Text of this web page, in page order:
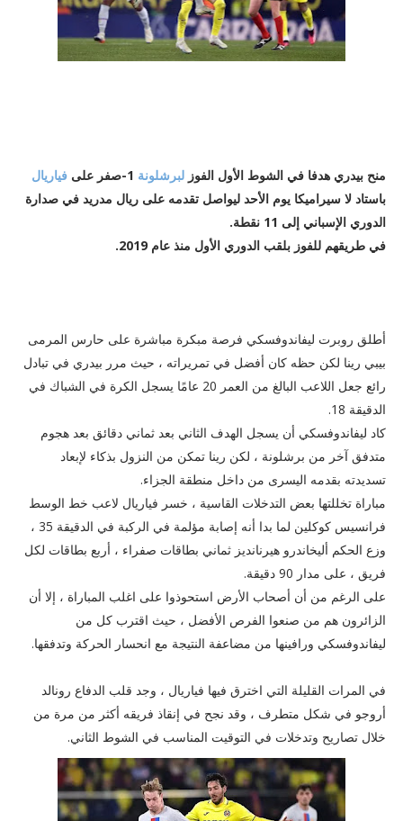
منح بيدري هدفا في الشوط الأول الفوز لبرشلونة
فياريال
باستاد لا سيراميكا يوم الأحد ليواصل تقدمه على ريال مدريد في صدارة
الدوري الإسباني إلى 11 نقطة.
في طريقهم للفوز بلقب الدوري الأول منذ عام 2019.
أطلق روبرت ليفاندوفسكي فرصة مبكرة مباشرة على حارس المرمى
بيبي رينا لكن حظه كان أفضل في تمريراته ، حيث مرر بيدري في تبادل
رائع جعل اللاعب البالغ من العمر 20 عامًا يسجل الكرة في الشباك في
الدقيقة 18.
كاد ليفاندوفسكي أن يسجل الهدف الثاني بعد ثماني دقائق بعد هجوم
متدفق آخر من برشلونة ، لكن رينا تمكن من النزول بذكاء لإبعاد
تسديدته بقدمه اليسرى من داخل منطقة الجزاء.
مباراة تخللتها بعض التدخلات القاسية ، خسر فياريال لاعب خط الوسط
فرانسيس كوكلين لما بدا أنه إصابة مؤلمة في الركبة في الدقيقة 35 ،
وزع الحكم أليخاندرو هيرنانديز ثماني بطاقات صفراء ، أربع بطاقات لكل
فريق ، على مدار 90 دقيقة.
على الرغم من أن أصحاب الأرض استحوذوا على اغلب المباراة ، إلا أن
الزائرون هم من صنعوا الفرص الأفضل ، حيث اقترب كل من
ليفاندوفسكي ورافينها من مضاعفة النتيجة مع انحسار الحركة وتدفقها.
في المرات القليلة التي اخترق فيها فياريال ، وجد قلب الدفاع رونالد
أروجو في شكل متطرف ، وقد نجح في إنقاذ فريقه أكثر من مرة من
خلال تصاريح وتدخلات في التوقيت المناسب في الشوط الثاني.